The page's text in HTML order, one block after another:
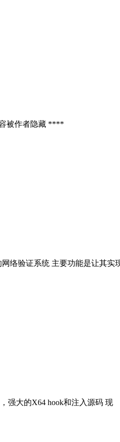
被作者隐藏 ****
络验证系统 主要功能是让其实
强大的X64 hook和注入源码 现